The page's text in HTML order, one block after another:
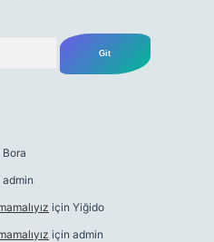
Bora
admin
için Yiğido
için admin